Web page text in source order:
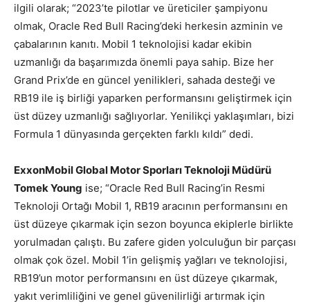
ilgili olarak; “2023’te pilotlar ve üreticiler şampiyonu
olmak, Oracle Red Bull Racing’deki herkesin azminin ve
çabalarının kanıtı. Mobil 1 teknolojisi kadar ekibin
uzmanlığı da başarımızda önemli paya sahip. Bize her
Grand Prix’de en güncel yenilikleri, sahada desteği ve
RB19 ile iş birliği yaparken performansını geliştirmek için
üst düzey uzmanlığı sağlıyorlar. Yenilikçi yaklaşımları, bizi
Formula 1 dünyasında gerçekten farklı kıldı” dedi.
ExxonMobil Global Motor Sporları Teknoloji Müdürü
Tomek Young ise; “Oracle Red Bull Racing’in Resmi
Teknoloji Ortağı Mobil 1, RB19 aracının performansını en
üst düzeye çıkarmak için sezon boyunca ekiplerle birlikte
yorulmadan çalıştı. Bu zafere giden yolculuğun bir parçası
olmak çok özel. Mobil 1’in gelişmiş yağları ve teknolojisi,
RB19’un motor performansını en üst düzeye çıkarmak,
yakıt verimliliğini ve genel güvenilirliği artırmak için